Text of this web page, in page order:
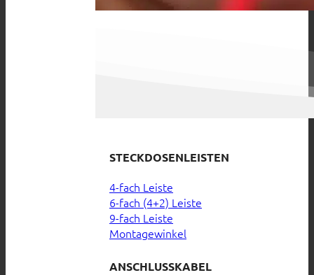
STECKDOSENLEISTEN
4-fach Leiste
6-fach (4+2) Leiste
9-fach Leiste
Montagewinkel
ANSCHLUSSKABEL